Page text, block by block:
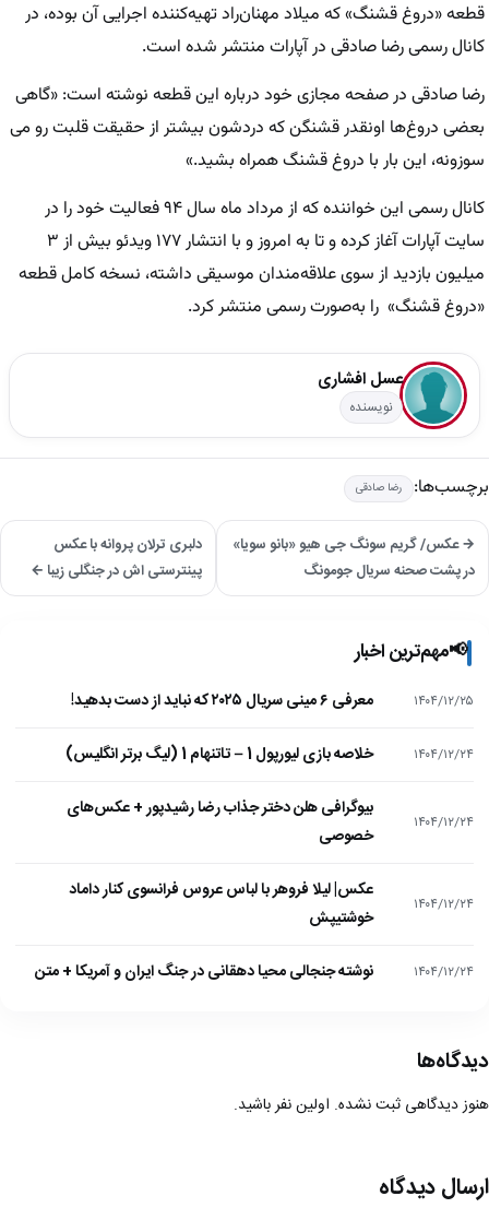
قطعه «دروغ قشنگ» که میلاد مهنان‌راد تهیه‌کننده اجرایی آن بوده، در
کانال رسمی رضا صا‌دقی در آپارات منتشر شده است.
رضا صادقی در صفحه مجازی خود درباره این قطعه نوشته است: «گاهی
بعضی دروغ‌ها اونقدر قشنگن که دردشون بیشتر از حقیقت قلبت رو می
سوزونه، این بار با دروغ قشنگ همراه بشید.»
کانال رسمی این خواننده که از مرداد ماه سال ۹۴ فعالیت خود را در
سایت آپارات آغاز کرده و تا به امروز و با انتشار ۱۷۷ ویدئو بیش از ۳
میلیون بازدید از سوی علاقه‌مندان موسیقی داشته، نسخه کامل قطعه
«دروغ قشنگ» را به‌صورت رسمی منتشر کرد.
عسل افشاری
نویسنده
برچسب‌ها: رضا صادقی
→ عکس/ گریم سونگ جی هیو «بانو سویا»
در پشت صحنه سریال جومونگ
دلبری ترلان پروانه با عکس
پینترستی اش در جنگلی زیبا ←
📢مهم‌ترین اخبار
۱۴۰۴/۱۲/۲۵ معرفی ۶ مینی سریال ۲۰۲۵ که نباید از دست بدهید!
۱۴۰۴/۱۲/۲۴ خلاصه بازی لیورپول 1 – تاتنهام 1 (لیگ برتر انگلیس)
۱۴۰۴/۱۲/۲۴
بیوگرافی هلن دختر جذاب رضا رشیدپور + عکس‌های
خصوصی
۱۴۰۴/۱۲/۲۴
عکس| لیلا فروهر با لباس عروس فرانسوی کنار داماد
خوشتیپش
۱۴۰۴/۱۲/۲۴ نوشته جنجالی محیا دهقانی در جنگ ایران و آمریکا + متن
دیدگاه‌ها
هنوز دیدگاهی ثبت نشده. اولین نفر باشید.
ارسال دیدگاه